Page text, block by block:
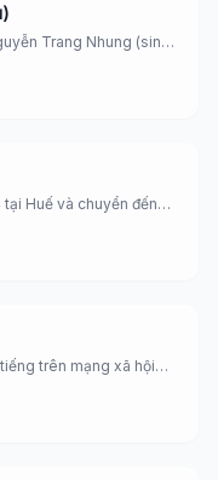
Trang Nhung (sinh
Huế và chuyển đến
trên mạng xã hội